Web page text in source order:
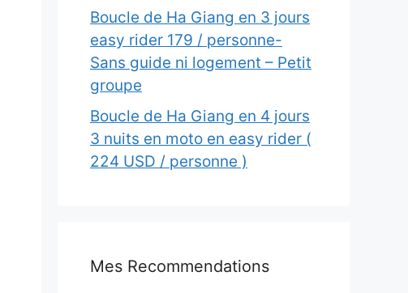
Boucle de Ha Giang en 3 jours
easy rider 179 / personne-
Sans guide ni logement – Petit
groupe
Boucle de Ha Giang en 4 jours
3 nuits en moto en easy rider (
224 USD / personne )
Mes Recommendations